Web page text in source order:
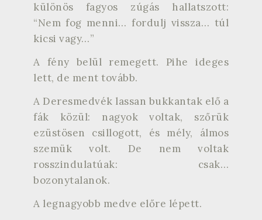
különös fagyos zúgás hallatszott:
“Nem fog menni… fordulj vissza… túl
kicsi vagy…”
A fény belül remegett. Pihe ideges
lett, de ment tovább.
A Deresmedvék lassan bukkantak elő a
fák közül: nagyok voltak, szőrük
ezüstösen csillogott, és mély, álmos
szemük volt. De nem voltak
rosszindulatúak: csak…
bozonytalanok.
A legnagyobb medve előre lépett.